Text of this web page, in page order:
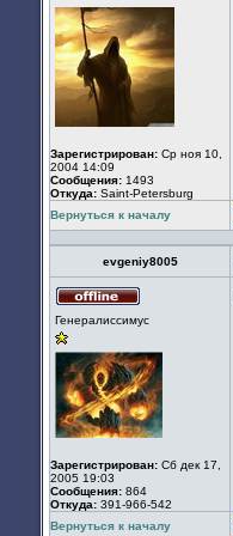
Зарегистрирован: Ср ноя 10,
2004 14:09
Сообщения: 1493
Откуда: Saint-Petersburg
Вернуться к началу
evgeniy8005
в
Генералиссимус
Зарегистрирован: Сб дек 17,
2005 19:03
Сообщения: 864
Откуда: 391-966-542
Вернуться к началу